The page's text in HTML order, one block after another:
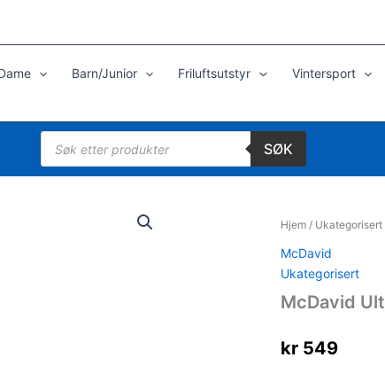
Barn/Junior Friluftsutstyr Vintersport
Products
search
SØK
Hjem/ Ukategorisert
McDavid
Ukategorisert
McDavid
kr549